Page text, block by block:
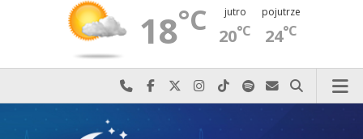
18°C jutro
20°C
pojutrze
24°C
Najlepiej po prostu do nas zadzwoń
Odwiedź nas na Facebook-u
Odwiedź nas na X
Odwiedź nas na Instagram-ie
Odwiedź nas na TikTok-u
Szukaj nas na Spotify
Wyślij do nas
Szukaj